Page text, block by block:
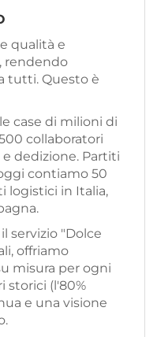
qualità e
rendendo
tutti. Questo è
case di milioni di
collaboratori
dedizione. Partiti
contiamo 50
logistici in Italia,
servizio "Dolce
offriamo
misura per ogni
storici (l'80%
e una visione